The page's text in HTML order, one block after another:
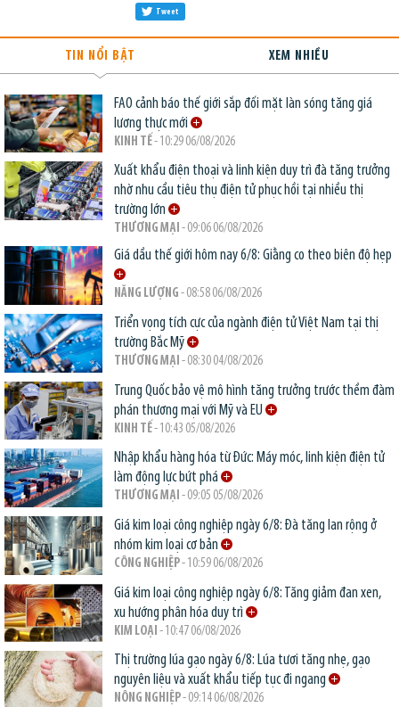
Tweet
TIN NỔI BẬT XEM NHIỀU
FAO cảnh báo thế giới sắp đối mặt làn sóng tăng giá
lương thực mới
KINH TẾ- 10:29 06/08/2026
Xuất khẩu điện thoại và linh kiện duy trì đà tăng trưởng
nhờ nhu cầu tiêu thụ điện tử phục hồi tại nhiều thị
trường lớn
THƯƠNG MẠI - 09:06 06/08/2026
Giá dầu thế giới hôm nay 6/8: Giằng co theo biên độ hẹp
NĂNG LƯỢNG - 08:58 06/08/2026
Triển vọng tích cực của ngành điện tử Việt Nam tại thị
trường Bắc Mỹ
THƯƠNG MẠI - 08:30 04/08/2026
Trung Quốc bảo vệ mô hình tăng trưởng trước thềm đàm
phán thương mại với Mỹ và EU
KINH TẾ- 10:43 05/08/2026
Nhập khẩu hàng hóa từ Đức: Máy móc, linh kiện điện tử
làm động lực bứt phá
THƯƠNG MẠI - 09:05 05/08/2026
Giá kim loại công nghiệp ngày 6/8: Đà tăng lan rộng ở
nhóm kim loại cơ bản
CÔNG NGHIỆP- 10:59 06/08/2026
Giá kim loại công nghiệp ngày 6/8: Tăng giảm đan xen,
xu hướng phân hóa duy trì
KIM LOẠI - 10:47 06/08/2026
Thị trường lúa gạo ngày 6/8: Lúa tươi tăng nhẹ, gạo
nguyên liệu và xuất khẩu tiếp tục đi ngang
NÔNG NGHIỆP- 09:14 06/08/2026